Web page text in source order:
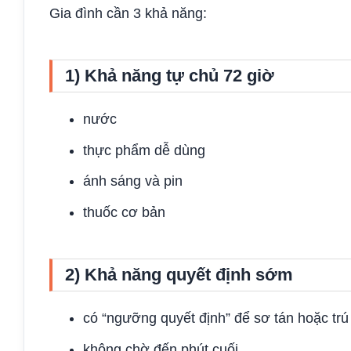
Gia đình cần 3 khả năng:
1) Khả năng tự chủ 72 giờ
nước
thực phẩm dễ dùng
ánh sáng và pin
thuốc cơ bản
2) Khả năng quyết định sớm
có “ngưỡng quyết định” để sơ tán hoặc